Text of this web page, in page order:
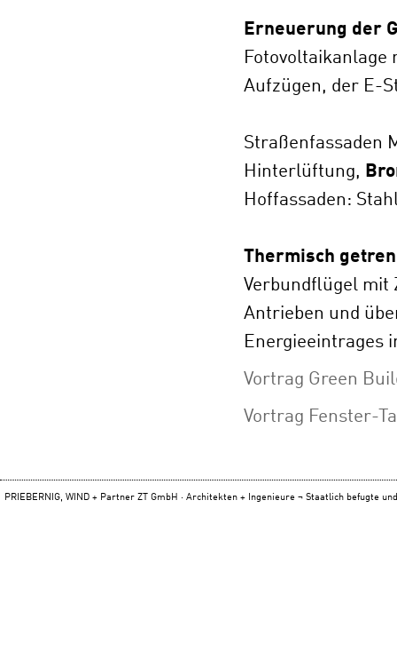
Erneuerung der
Fotovoltaikanlage
Aufzügen, der E-
Straßenfassaden
Hinterlüftung,
Hoffassaden:
Thermisch
Verbundflügel mit
Antrieben und
Energieeintrages
Vortrag Green
Vortrag Fenster-
PRIEBERNIG, WIND + Partner ZT GmbH · Architekten + Ingenieure ¬ Staatlich befugte